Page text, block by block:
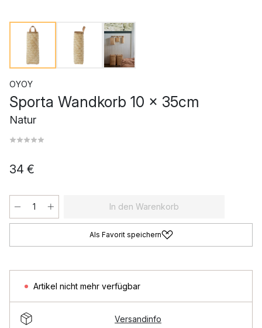
OYOY
Sporta Wandkorb 10 x 35cm
Natur
34 €
In den Warenkorb
Als Favorit speichern
Artikel nicht mehr verfügbar
Versandinfo